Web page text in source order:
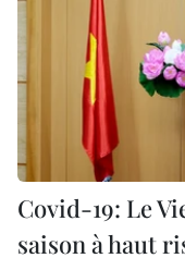
Covid-19: Le
saison à haut